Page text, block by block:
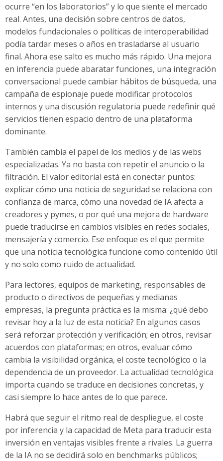
ocurre “en los laboratorios” y lo que siente el mercado
real. Antes, una decisión sobre centros de datos,
modelos fundacionales o políticas de interoperabilidad
podía tardar meses o años en trasladarse al usuario
final. Ahora ese salto es mucho más rápido. Una mejora
en inferencia puede abaratar funciones, una integración
conversacional puede cambiar hábitos de búsqueda, una
campaña de espionaje puede modificar protocolos
internos y una discusión regulatoria puede redefinir qué
servicios tienen espacio dentro de una plataforma
dominante.
También cambia el papel de los medios y de las webs
especializadas. Ya no basta con repetir el anuncio o la
filtración. El valor editorial está en conectar puntos:
explicar cómo una noticia de seguridad se relaciona con
confianza de marca, cómo una novedad de IA afecta a
creadores y pymes, o por qué una mejora de hardware
puede traducirse en cambios visibles en redes sociales,
mensajería y comercio. Ese enfoque es el que permite
que una noticia tecnológica funcione como contenido útil
y no solo como ruido de actualidad.
Para lectores, equipos de marketing, responsables de
producto o directivos de pequeñas y medianas
empresas, la pregunta práctica es la misma: ¿qué debo
revisar hoy a la luz de esta noticia? En algunos casos
será reforzar protección y verificación; en otros, revisar
acuerdos con plataformas; en otros, evaluar cómo
cambia la visibilidad orgánica, el coste tecnológico o la
dependencia de un proveedor. La actualidad tecnológica
importa cuando se traduce en decisiones concretas, y
casi siempre lo hace antes de lo que parece.
Habrá que seguir el ritmo real de despliegue, el coste
por inferencia y la capacidad de Meta para traducir esta
inversión en ventajas visibles frente a rivales. La guerra
de la IA no se decidirá solo en benchmarks públicos;